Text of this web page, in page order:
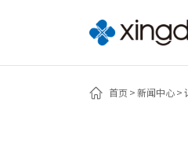
首页 新闻中心